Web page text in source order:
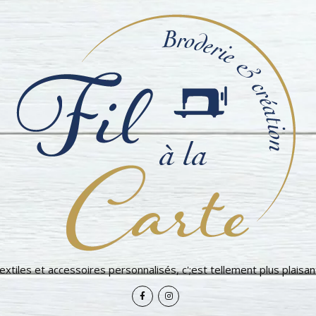
et accessoires personnalisés, c';est tellement plus